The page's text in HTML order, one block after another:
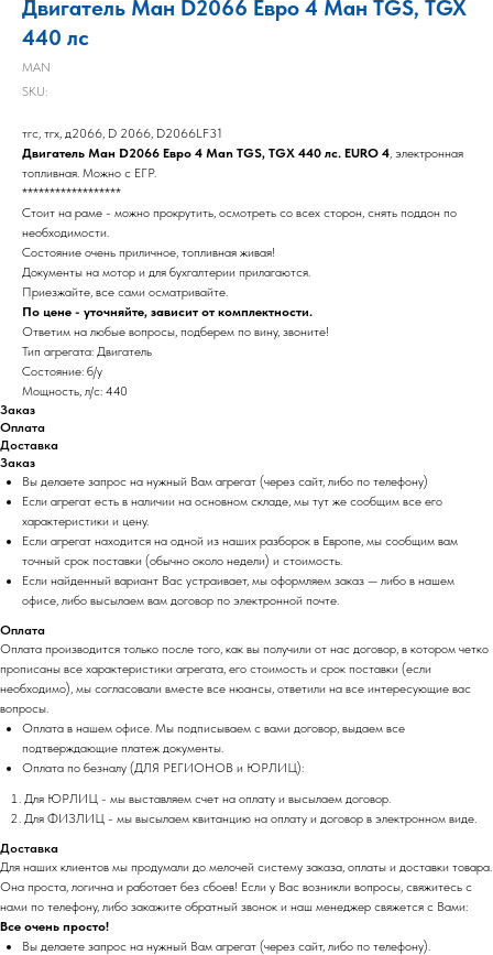
Двигатель Ман D2066 Евро 4 Ман TGS, TGX
440 лс
MAN
SKU:
тгс, тгх, д2066, D 2066, D2066LF31
Двигатель Ман D2066 Евро 4 Man TGS, TGX 440 лс. EURO 4, электронная
топливная. Можно с ЕГР.
******************
Cтоит на раме - можно прокрутить, осмотреть со всех сторон, снять поддон по
необходимости.
Состояние очень приличное, топливная живая!
Документы на мотор и для бухгалтерии прилагаются.
Приезжайте, все сами осматривайте.
По цене - уточняйте, зависит от комплектности.
Ответим на любые вопросы, подберем по вину, звоните!
Тип агрегата: Двигатель
Состояние: б/у
Мощность, л/с: 440
Заказ
Оплата
Доставка
Заказ
Вы делаете запрос на нужный Вам агрегат (через сайт, либо по телефону)
Если агрегат есть в наличии на основном складе, мы тут же сообщим все его
характеристики и цену.
Если агрегат находится на одной из наших разборок в Европе, мы сообщим вам
точный срок поставки (обычно около недели) и стоимость.
Если найденный вариант Вас устраивает, мы оформляем заказ — либо в нашем
офисе, либо высылаем вам договор по электронной почте.
Оплата
Оплата производится только после того, как вы получили от нас договор, в котором четко
прописаны все характеристики агрегата, его стоимость и срок поставки (если
необходимо), мы согласовали вместе все нюансы, ответили на все интересующие вас
вопросы.
Оплата в нашем офисе. Мы подписываем с вами договор, выдаем все
подтверждающие платеж документы.
Оплата по безналу (ДЛЯ РЕГИОНОВ и ЮРЛИЦ):
Для ЮРЛИЦ - мы выставляем счет на оплату и высылаем договор.
Для ФИЗЛИЦ - мы высылаем квитанцию на оплату и договор в электронном виде.
Доставка
Для наших клиентов мы продумали до мелочей систему заказа, оплаты и доставки товара.
Она проста, логична и работает без сбоев! Если у Вас возникли вопросы, свяжитесь с
нами по телефону, либо закажите обратный звонок и наш менеджер свяжется с Вами:
Все очень просто!
Вы делаете запрос на нужный Вам агрегат (через сайт, либо по телефону).